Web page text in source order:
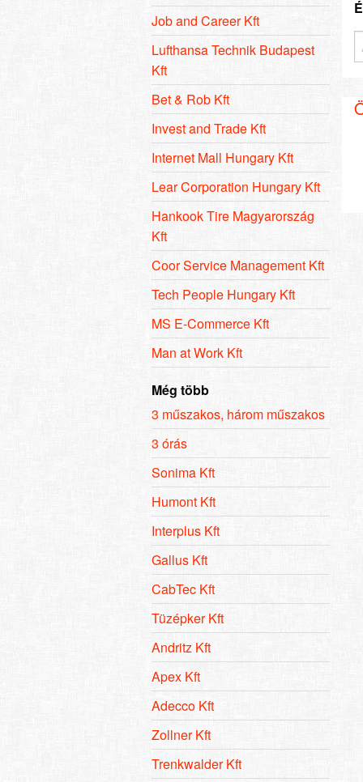
Job and Career Kft
Lufthansa Technik Budapest
Kft
Bet & Rob Kft
Invest and Trade Kft
Internet Mall Hungary Kft
Lear Corporation Hungary Kft
Hankook Tire Magyarország
Kft
Coor Service Management Kft
Tech People Hungary Kft
MS E-Commerce Kft
Man at Work Kft
Még több
3 műszakos, három műszakos
3 órás
Sonima Kft
Humont Kft
Interplus Kft
Gallus Kft
CabTec Kft
Tüzépker Kft
Andritz Kft
Apex Kft
Adecco Kft
Zollner Kft
Trenkwalder Kft